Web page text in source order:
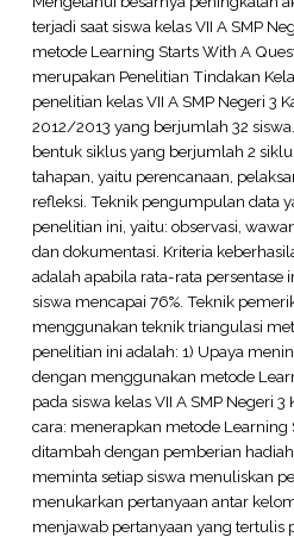
terjadi saat siswa kelas VII A SMP
metode Learning Starts With A
merupakan Penelitian Tindakan
penelitian kelas VII A SMP Negeri 3
2012/2013 yang berjumlah 32
bentuk siklus yang berjumlah 2
tahapan, yaitu perencanaan,
refleksi. Teknik pengumpulan data
penelitian ini, yaitu: observasi,
dan dokumentasi. Kriteria
adalah apabila rata-rata persentase
siswa mencapai 76%. Teknik
menggunakan teknik triangulasi
penelitian ini adalah: 1) Upaya
dengan menggunakan metode
pada siswa kelas VII A SMP Negeri
cara: menerapkan metode Learning
ditambah dengan pemberian
meminta setiap siswa menuliskan
menukarkan pertanyaan antar
menjawab pertanyaan yang tertulis